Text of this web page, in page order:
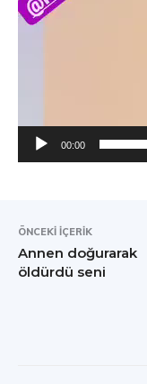
00:00
ÖNCEKI İÇERIK
Annen doğurarak
öldürdü seni